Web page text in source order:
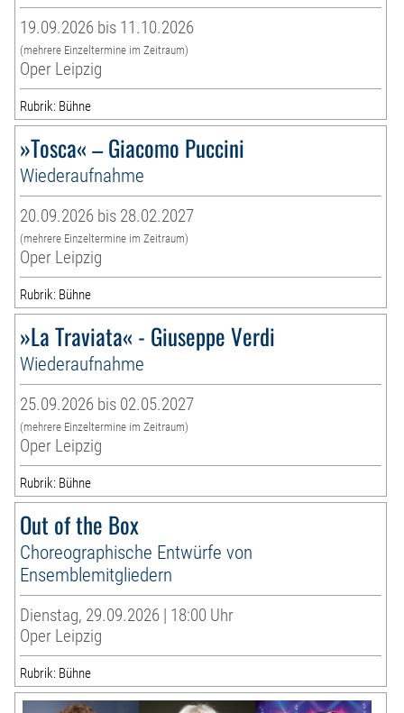
19.09.2026 bis 11.10.2026
(mehrere Einzeltermine im Zeitraum)
Oper Leipzig
Rubrik: Bühne
»Tosca« – Giacomo Puccini
Wiederaufnahme
20.09.2026 bis 28.02.2027
(mehrere Einzeltermine im Zeitraum)
Oper Leipzig
Rubrik: Bühne
»La Traviata« - Giuseppe Verdi
Wiederaufnahme
25.09.2026 bis 02.05.2027
(mehrere Einzeltermine im Zeitraum)
Oper Leipzig
Rubrik: Bühne
Out of the Box
Choreographische Entwürfe von
Ensemblemitgliedern
Dienstag, 29.09.2026 | 18:00 Uhr
Oper Leipzig
Rubrik: Bühne